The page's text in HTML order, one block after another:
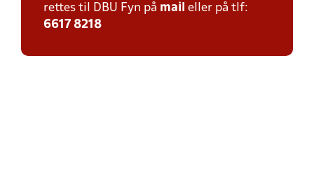
rettes til DBU Fyn på mail eller på tlf:
6617 8218